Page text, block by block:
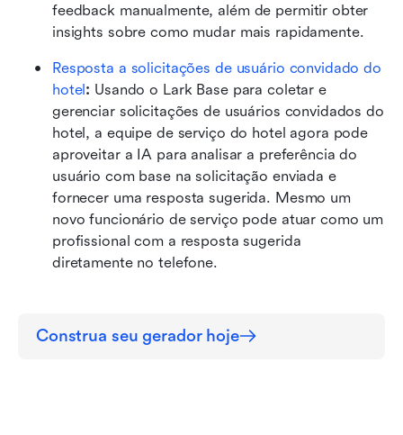
feedback manualmente, além de permitir obter
insights sobre como mudar mais rapidamente.
Resposta a solicitações de usuário convidado do
hotel: Usando o Lark Base para coletar e
gerenciar solicitações de usuários convidados do
hotel, a equipe de serviço do hotel agora pode
aproveitar a IA para analisar a preferência do
usuário com base na solicitação enviada e
fornecer uma resposta sugerida. Mesmo um
novo funcionário de serviço pode atuar como um
profissional com a resposta sugerida
diretamente no telefone.
Construa seu gerador hoje